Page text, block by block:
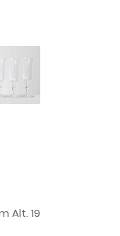
Alt. 19